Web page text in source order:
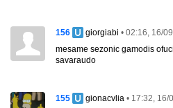
156 giorgiabi • 02:16, 16/
mesame sezonic gamodis
savaraudo
155 gionacvlia • 17:32, 16/